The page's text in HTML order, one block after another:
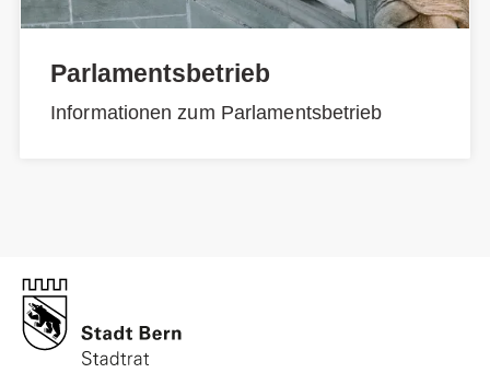
Parlamentsbetrieb
Informationen zum Parlamentsbetrieb